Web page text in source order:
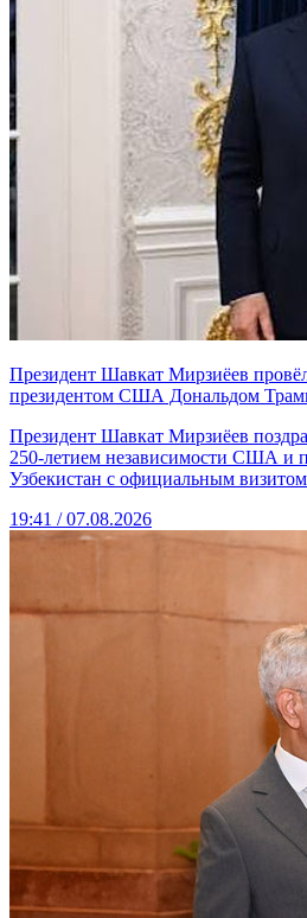
Президент Шавкат Мирзиёев
президентом США Дональдом
Президент Шавкат Мирзиёев
250-летием независимости США и
Узбекистан с официальным
19:41 / 07.08.2026